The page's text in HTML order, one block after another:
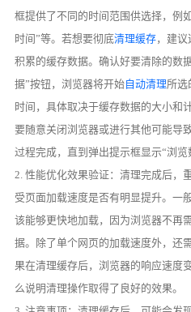
框提供了不同的时间范围供选择，例
时间”等。若想要彻底清理缓存，建
积累的缓存数据。确认好要清除的数
据”按钮，浏览器将开始自动清理所选
时间，具体取决于缓存数据的大小和
要随意关闭浏览器或进行其他可能导
过程完成，直到弹出提示框显示“浏览
2. 性能优化效果验证：清理完成后，
受页面加载速度是否有明显提升。一
该能够更快地加载，因为浏览器不再
据。除了单个网页的加载速度外，还
果在清理缓存后，浏览器的响应速度
么说明清理操作取得了良好的效果。